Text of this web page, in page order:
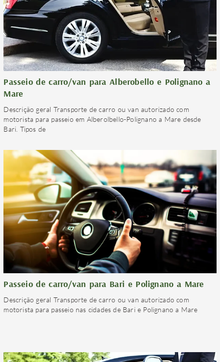
Passeio de carro/van para Alberobello e Polignano a
Mare
Descrição geral Transporte de carro ou van autorizado com
motorista para passeio em Alberolbello-Polignano a Mare desde
Bari. Tipos de
Passeio de carro/van para Bari e Polignano a Mare
Descrição geral Transporte de carro ou van autorizado com
motorista para passeio nas cidades de Bari e Polignano a Mare